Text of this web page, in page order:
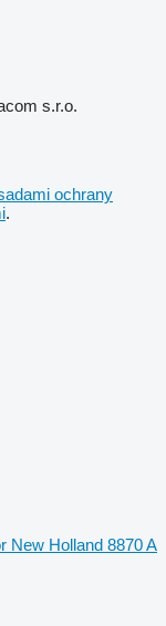
s.r.o.
ochrany
.
New Holland 8870 A